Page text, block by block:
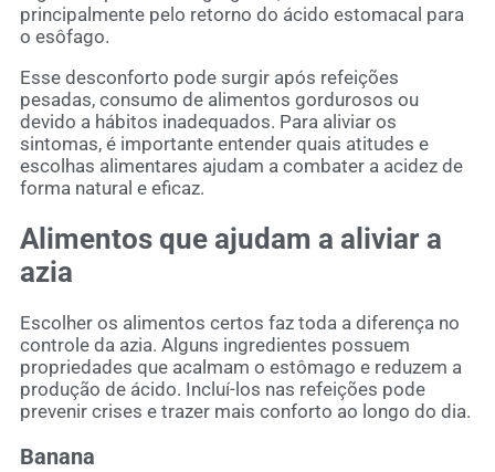
principalmente pelo retorno do ácido estomacal para
o esôfago.
Esse desconforto pode surgir após refeições
pesadas, consumo de alimentos gordurosos ou
devido a hábitos inadequados. Para aliviar os
sintomas, é importante entender quais atitudes e
escolhas alimentares ajudam a combater a acidez de
forma natural e eficaz.
Alimentos que ajudam a aliviar a
azia
Escolher os alimentos certos faz toda a diferença no
controle da azia. Alguns ingredientes possuem
propriedades que acalmam o estômago e reduzem a
produção de ácido. Incluí-los nas refeições pode
prevenir crises e trazer mais conforto ao longo do dia.
Banana